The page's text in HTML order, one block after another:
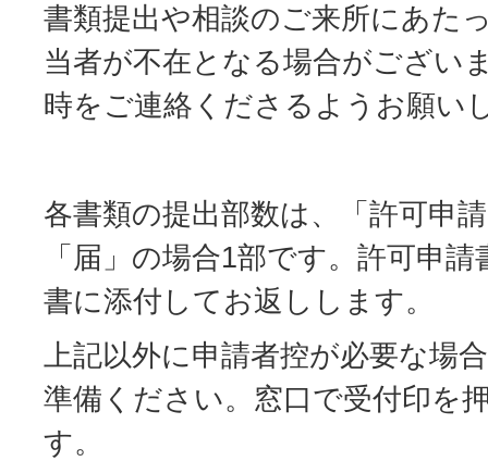
書類提出や相談のご来所にあた
当者が不在となる場合がござい
時をご連絡くださるようお願い
各書類の提出部数は、「許可申
「届」の場合1部です。許可申
書に添付してお返しします。
上記以外に申請者控が必要な場
準備ください。窓口で受付印を
す。